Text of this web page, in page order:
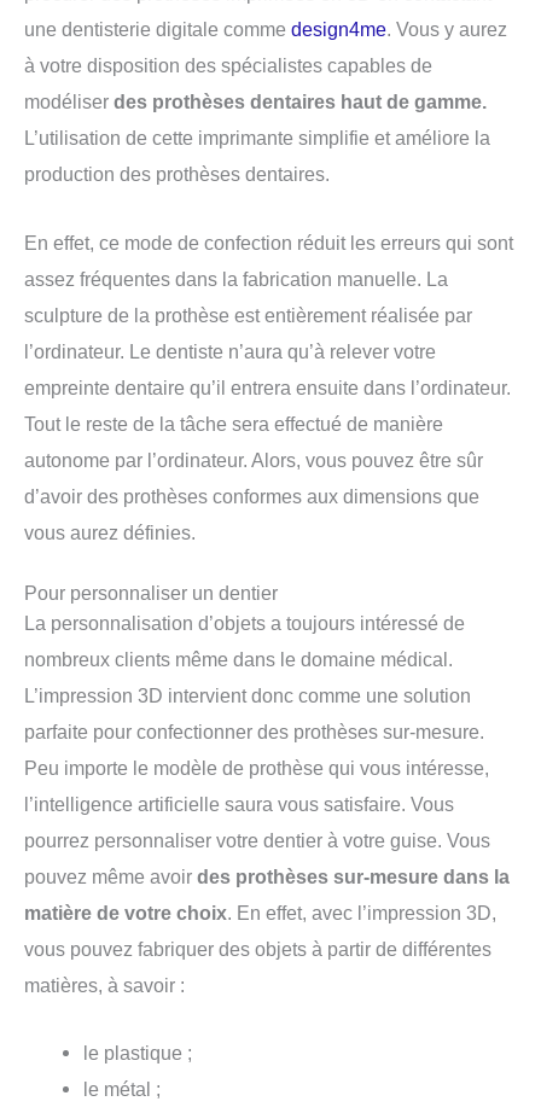
une dentisterie digitale comme design4me. Vous y aurez
à votre disposition des spécialistes capables de
modéliser des prothèses dentaires haut de gamme.
L’utilisation de cette imprimante simplifie et améliore la
production des prothèses dentaires.
En effet, ce mode de confection réduit les erreurs qui sont
assez fréquentes dans la fabrication manuelle. La
sculpture de la prothèse est entièrement réalisée par
l’ordinateur. Le dentiste n’aura qu’à relever votre
empreinte dentaire qu’il entrera ensuite dans l’ordinateur.
Tout le reste de la tâche sera effectué de manière
autonome par l’ordinateur. Alors, vous pouvez être sûr
d’avoir des prothèses conformes aux dimensions que
vous aurez définies.
Pour personnaliser un dentier
La personnalisation d’objets a toujours intéressé de
nombreux clients même dans le domaine médical.
L’impression 3D intervient donc comme une solution
parfaite pour confectionner des prothèses sur-mesure.
Peu importe le modèle de prothèse qui vous intéresse,
l’intelligence artificielle saura vous satisfaire. Vous
pourrez personnaliser votre dentier à votre guise. Vous
pouvez même avoir des prothèses sur-mesure dans la
matière de votre choix. En effet, avec l’impression 3D,
vous pouvez fabriquer des objets à partir de différentes
matières, à savoir :
le plastique ;
le métal ;